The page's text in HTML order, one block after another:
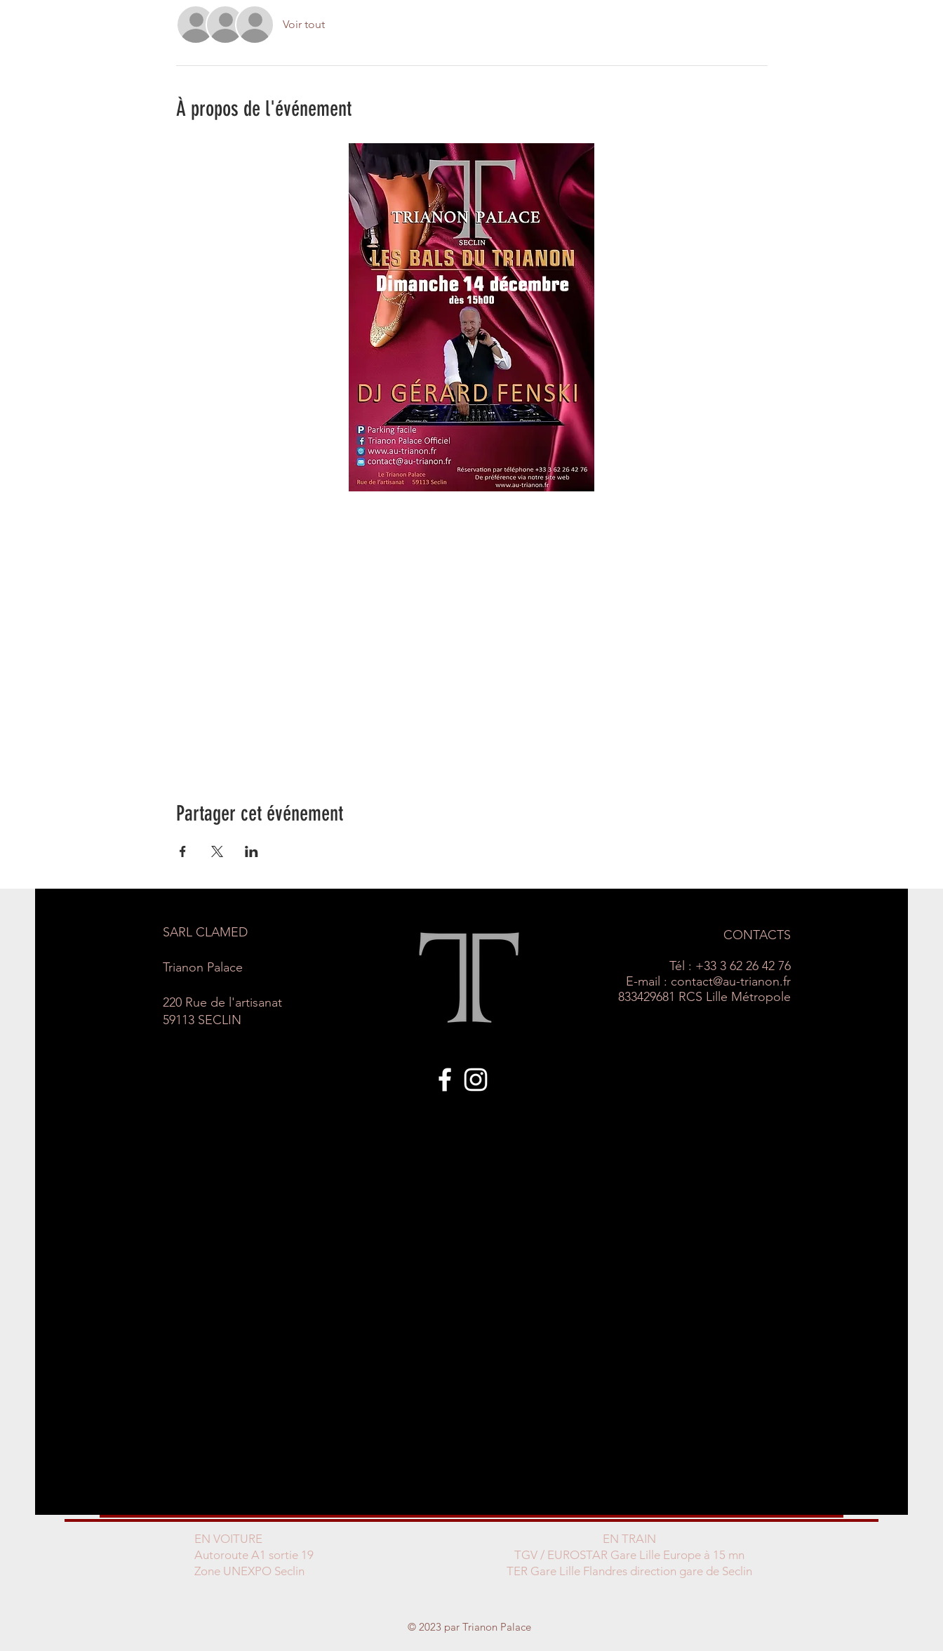
Voir tout
À propos de l'événement
Partager cet événement
SARL CLAMED
Trianon Palace
220 Rue de l'artisanat
59113 SECLIN
CONTACTS
Tél : +33 3 62 26 42 76
E-mail : contact@au-trianon.fr
833429681 RCS Lille Métropole
EN VOITURE
Autoroute A1 sortie 19
Zone UNEXPO Seclin
EN TRAIN
TGV / EUROSTAR Gare Lille Europe à 15 mn
TER Gare Lille Flandres direction gare de Seclin
© 2023 par Trianon Palace